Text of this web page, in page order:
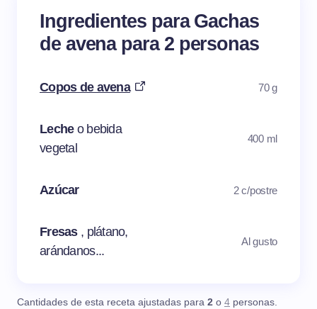
Ingredientes para Gachas
de avena para 2 personas
Copos de avena 70 g
Leche o bebida
vegetal
400 ml
Azúcar 2 c/postre
Fresas , plátano,
arándanos...
Al gusto
Cantidades de esta receta ajustadas para 2 o 4 personas.